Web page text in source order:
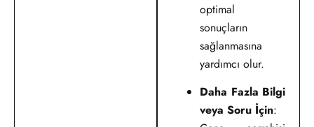
optimal
sonuçların
sağlanmasına
yardımcı olur.
Daha Fazla Bilgi
veya Soru İçin: